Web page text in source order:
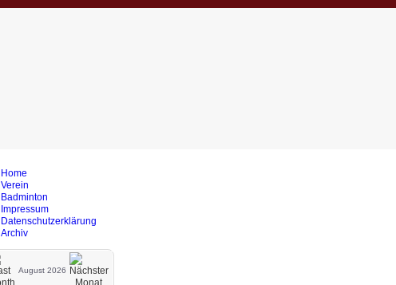
Home
Verein
Badminton
Impressum
Datenschutzerklärung
Archiv
August 2026